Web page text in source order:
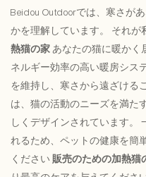
Beidou Outdoorでは、寒さが
かを理解しています。 それが
熱猫の家 あなたの猫に暖かく
ネルギー効率の高い暖房シス
を維持し、寒さから遠ざける
は、猫の活動のニーズを満た
しくデザインされています。
れるため、ペットの健康を簡
ください 販売のための加熱猫